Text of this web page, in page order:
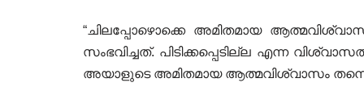
“ചിലപ്പോഴൊക്കെ അമിതമായ
സംഭവിച്ചത്. പിടിക്കപ്പെടില്ല എന്ന
അയാളുടെ അമിതമായ ആത്മവിശ്വാസം